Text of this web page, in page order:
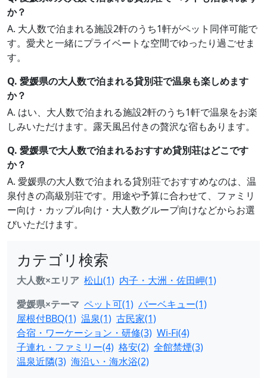
か？
A. 大人数で泊まれる施設2軒のうち1軒がペット同伴可能で
す。愛犬と一緒にプライベートな空間でゆったり過ごせま
す。
Q. 愛媛県の大人数で泊まれる貸別荘で温泉も楽しめます
か？
A. はい、大人数で泊まれる施設2軒のうち1軒で温泉をお楽
しみいただけます。露天風呂付きの贅沢な宿もあります。
Q. 愛媛県で大人数で泊まれるおすすめ貸別荘はどこです
か？
A. 愛媛県の大人数で泊まれる貸別荘でおすすめなのは、温
泉付きの高級別荘です。用途や予算に合わせて、ファミリ
ー向け・カップル向け・大人数グループ向けなどからお選
びいただけます。
カテゴリ検索
大人数×エリア 松山(1) 内子・大洲・佐田岬(1)
愛媛県×テーマ ペット可(1) バーベキュー(1)
屋根付BBQ(1) 温泉(1) 古民家(1)
合宿・ワーケーション・研修(3) Wi-Fi(4)
子連れ・ファミリー(4) 格安(2) 全館禁煙(3)
温泉近隣(3) 海沿い・海水浴(2)